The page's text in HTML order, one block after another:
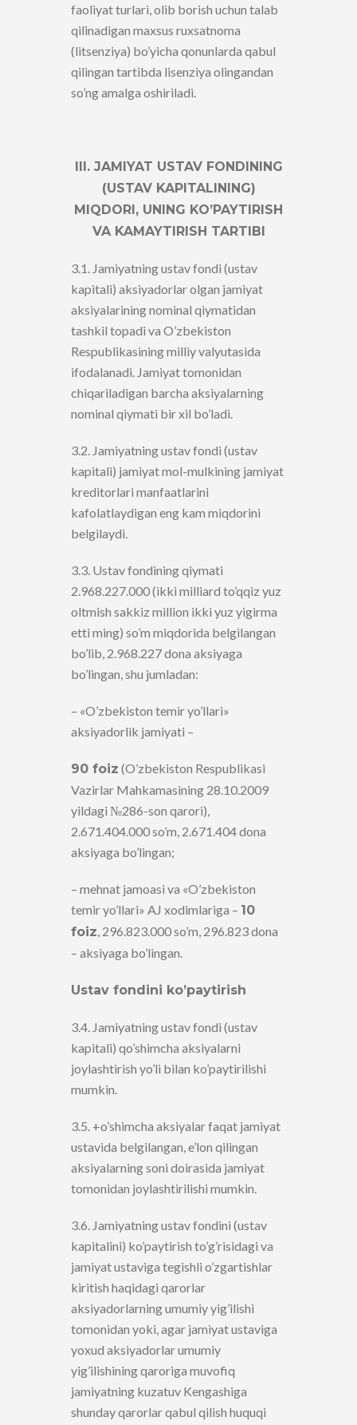
faoliyat turlari, olib borish uchun talab
qilinadigan maxsus ruxsatnoma
(litsenziya) bo’yicha qonunlarda qabul
qilingan tartibda lisenziya olingandan
so’ng amalga oshiriladi.
III. JAMIYAT USTAV FONDINING
(USTAV KAPITALINING)
MIQDORI, UNING KO’PAYTIRISH
VA KAMAYTIRISH TARTIBI
3.1. Jamiyatning ustav fondi (ustav
kapitali) aksiyadorlar olgan jamiyat
aksiyalarining nominal qiymatidan
tashkil topadi va O’zbekiston
Respublikasining milliy valyutasida
ifodalanadi. Jamiyat tomonidan
chiqariladigan barcha aksiyalarning
nominal qiymati bir xil bo’ladi.
3.2. Jamiyatning ustav fondi (ustav
kapitali) jamiyat mol-mulkining jamiyat
kreditorlari manfaatlarini
kafolatlaydigan eng kam miqdorini
belgilaydi.
3.3. Ustav fondining qiymati
2.968.227.000 (ikki milliard to’qqiz yuz
oltmish sakkiz million ikki yuz yigirma
etti ming) so’m miqdorida belgilangan
bo’lib, 2.968.227 dona aksiyaga
bo’lingan, shu jumladan:
– «O’zbekiston temir yo’llari»
aksiyadorlik jamiyati –
90 foiz (O’zbekiston Respublikasi
Vazirlar Mahkamasining 28.10.2009
yildagi №286-son qarori),
2.671.404.000 so’m, 2.671.404 dona
aksiyaga bo’lingan;
– mehnat jamoasi va «O’zbekiston
temir yo’llari» AJ xodimlariga – 10
foiz , 296.823.000 so’m, 296.823 dona
– aksiyaga bo’lingan.
Ustav fondini ko’paytirish
3.4. Jamiyatning ustav fondi (ustav
kapitali) qo’shimcha aksiyalarni
joylashtirish yo’li bilan ko’paytirilishi
mumkin.
3.5. +o’shimcha aksiyalar faqat jamiyat
ustavida belgilangan, e’lon qilingan
aksiyalarning soni doirasida jamiyat
tomonidan joylashtirilishi mumkin.
3.6. Jamiyatning ustav fondini (ustav
kapitalini) ko’paytirish to’g’risidagi va
jamiyat ustaviga tegishli o’zgartishlar
kiritish haqidagi qarorlar
aksiyadorlarning umumiy yig’ilishi
tomonidan yoki, agar jamiyat ustaviga
yoxud aksiyadorlar umumiy
yig’ilishining qaroriga muvofiq
jamiyatning kuzatuv Kengashiga
shunday qarorlar qabul qilish huquqi